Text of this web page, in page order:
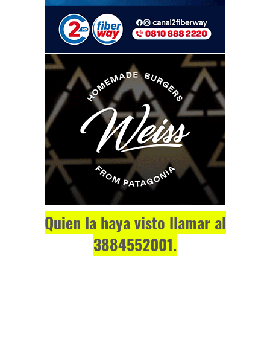
Quien la haya visto llamar al
3884552001.